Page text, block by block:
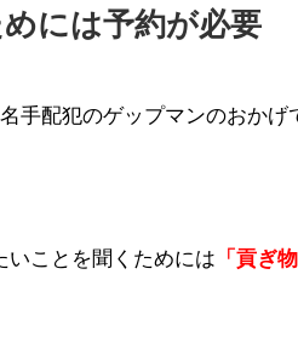
には予約が必要
手配犯のゲップマンのおかげ
いことを聞くためには 「貢ぎ